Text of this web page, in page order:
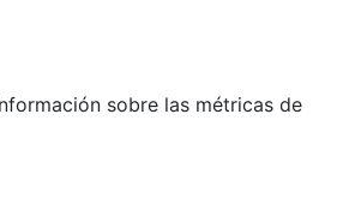
sobre las métricas de